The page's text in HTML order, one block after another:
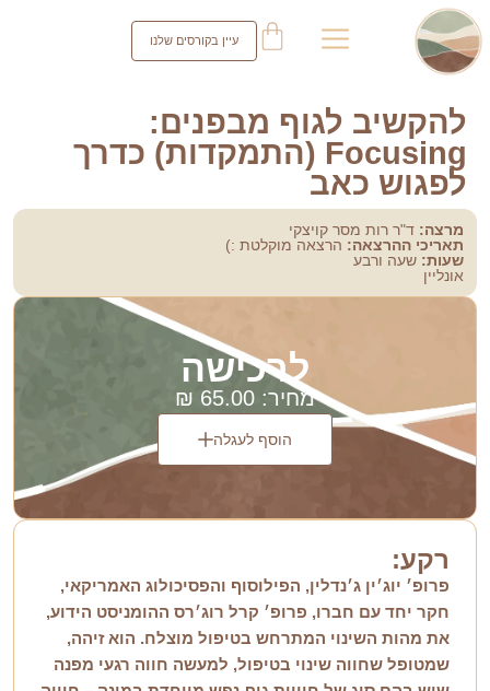
עיין בקורסים שלנו
להקשיב לגוף מבפנים:
Focusing (התמקדות) כדרך
לפגוש כאב
מרצה: ד"ר רות מסר קויצקי
תאריכי ההרצאה: הרצאה מוקלטת :)
שעות: שעה ורבע
אונליין
לרכישה
מחיר: 65.00
₪
הוסף לעגלה
רקע:
פרופ׳ יוג׳ין ג׳נדלין, הפילוסוף והפסיכולוג האמריקאי,
חקר יחד עם חברו, פרופ׳ קרל רוג׳רס ההומניסט הידוע,
את מהות השינוי המתרחש בטיפול מוצלח. הוא זיהה,
שמטופל שחווה שינוי בטיפול, למעשה חווה רגעי מפנה